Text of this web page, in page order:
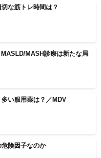
な筋トレ時間は？
MASH診療は新たな局
い服用薬は？／MDV
険因子なのか